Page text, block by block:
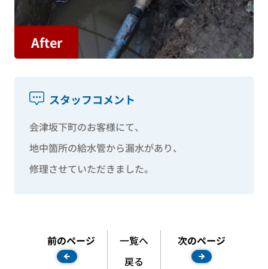
After
スタッフコメント
会津坂下町のお客様にて、
地中箇所の給水管から漏水があり、
修理させていただきました。
前のページ
一覧へ
戻る
次のページ